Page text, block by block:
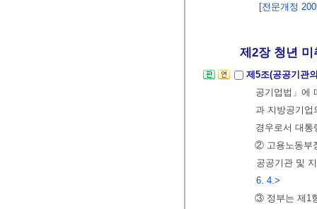
[전문개정
제2장 청년 미취
제5조(공공기관
공기업법」에
과 지방공기업
경우로서 대
② 고용노동부
공공기관 및
6. 4.>
③ 정부는 제1